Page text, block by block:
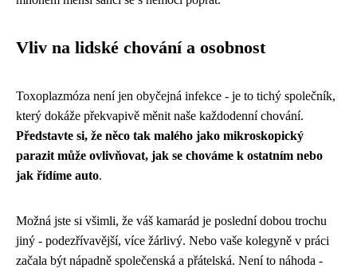
Vliv na lidské chování a osobnost
Toxoplazmóza není jen obyčejná infekce - je to tichý společník,
který dokáže překvapivě měnit naše každodenní chování.
Představte si, že něco tak malého jako mikroskopický
parazit může ovlivňovat, jak se chováme k ostatním nebo
jak řídíme auto.
Možná jste si všimli, že váš kamarád je poslední dobou trochu
jiný - podezřívavější, více žárlivý. Nebo vaše kolegyně v práci
začala být nápadně společenská a přátelská. Není to náhoda -